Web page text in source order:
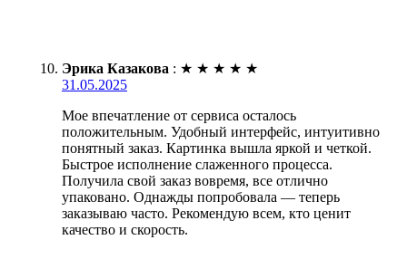
Эрика Казакова : ★ ★ ★ ★ ★
31.05.2025
Мое впечатление от сервиса осталось
положительным. Удобный интерфейс, интуитивно
понятный заказ. Картинка вышла яркой и четкой.
Быстрое исполнение слаженного процесса.
Получила свой заказ вовремя, все отлично
упаковано. Однажды попробовала — теперь
заказываю часто. Рекомендую всем, кто ценит
качество и скорость.